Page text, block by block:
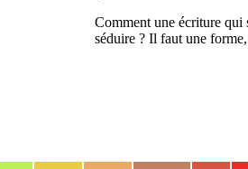
Comment une écriture qui
séduire ? Il faut une